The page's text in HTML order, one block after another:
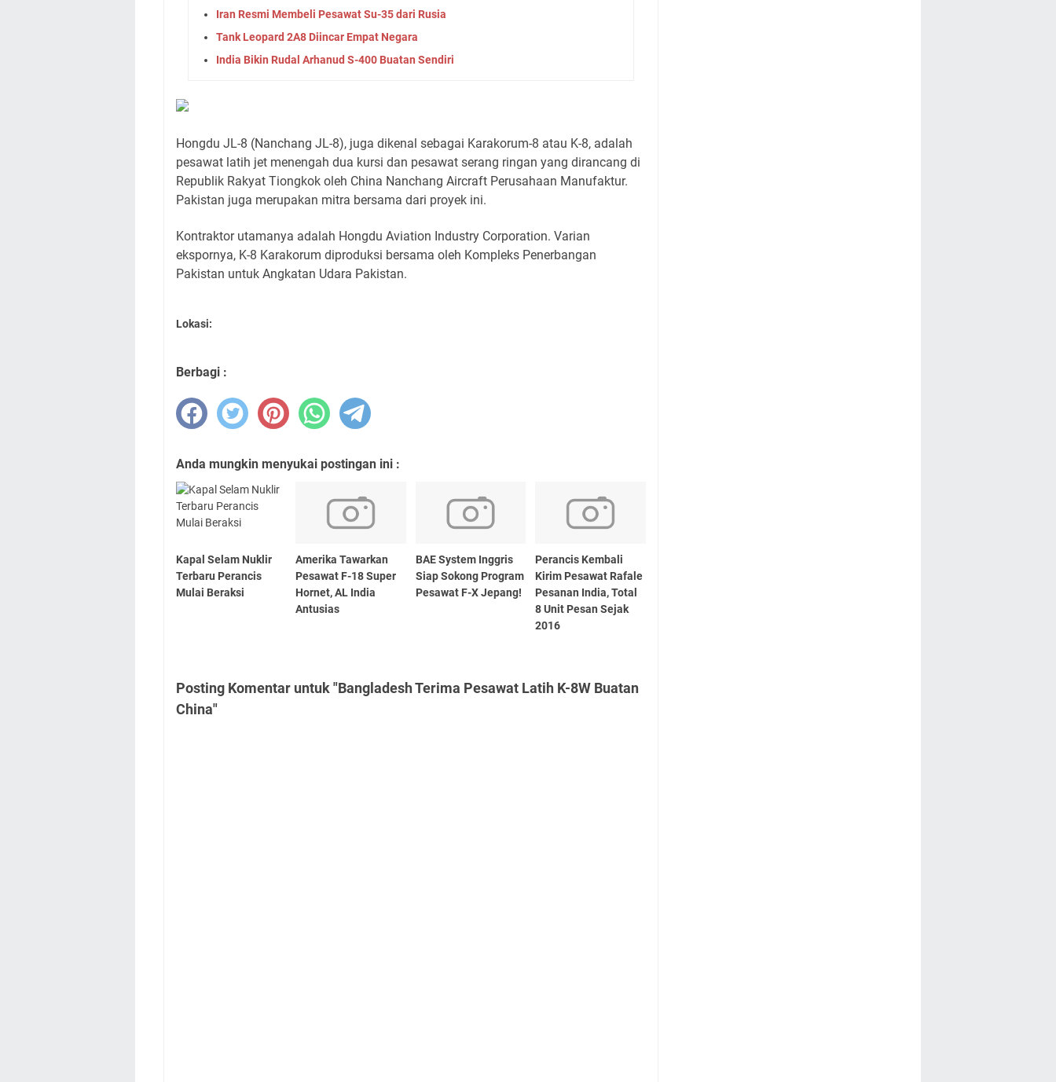
Iran Resmi Membeli Pesawat Su-35 dari Rusia
Tank Leopard 2A8 Diincar Empat Negara
India Bikin Rudal Arhanud S-400 Buatan Sendiri
Hongdu JL-8 (Nanchang JL-8), juga dikenal sebagai Karakorum-8 atau K-8, adalah
pesawat latih jet menengah dua kursi dan pesawat serang ringan yang dirancang di
Republik Rakyat Tiongkok oleh China Nanchang Aircraft Perusahaan Manufaktur.
Pakistan juga merupakan mitra bersama dari proyek ini.
Kontraktor utamanya adalah Hongdu Aviation Industry Corporation. Varian
ekspornya, K-8 Karakorum diproduksi bersama oleh Kompleks Penerbangan
Pakistan untuk Angkatan Udara Pakistan.
Lokasi:
Berbagi :
Anda mungkin menyukai postingan ini :
Kapal Selam Nuklir
Terbaru Perancis
Mulai Beraksi
Amerika Tawarkan
Pesawat F-18 Super
Hornet, AL India
Antusias
BAE System Inggris
Siap Sokong Program
Pesawat F-X Jepang!
Perancis Kembali
Kirim Pesawat Rafale
Pesanan India, Total
8 Unit Pesan Sejak
2016
Posting Komentar untuk "Bangladesh Terima Pesawat Latih K-8W Buatan
China"